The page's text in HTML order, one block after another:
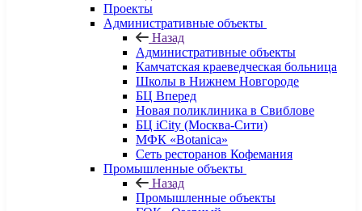
Проекты
Административные объекты
Назад
Административные объекты
Камчатская краеведческая больница
Школы в Нижнем Новгороде
БЦ Вперед
Новая поликлиника в Свиблове
БЦ iCity (Москва-Сити)
МФК «Botanica»
Сеть ресторанов Кофемания
Промышленные объекты
Назад
Промышленные объекты